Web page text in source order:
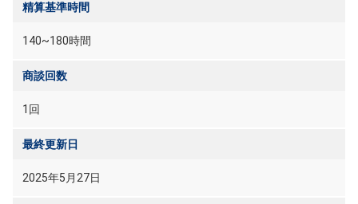
精算基準時間
140~180時間
商談回数
1回
最終更新日
2025年5月27日